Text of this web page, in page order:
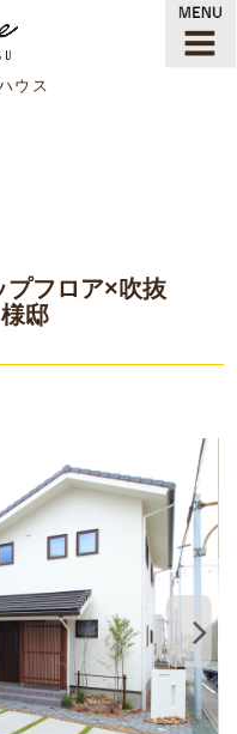
ウス
プフロア×吹抜
邸